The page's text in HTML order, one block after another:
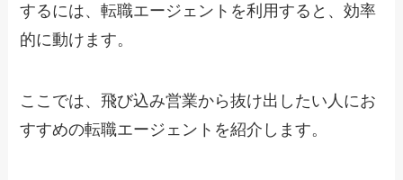
するには、転職エージェントを利用すると、効率
的に動けます。
ここでは、飛び込み営業から抜け出したい人にお
すすめの転職エージェントを紹介します。